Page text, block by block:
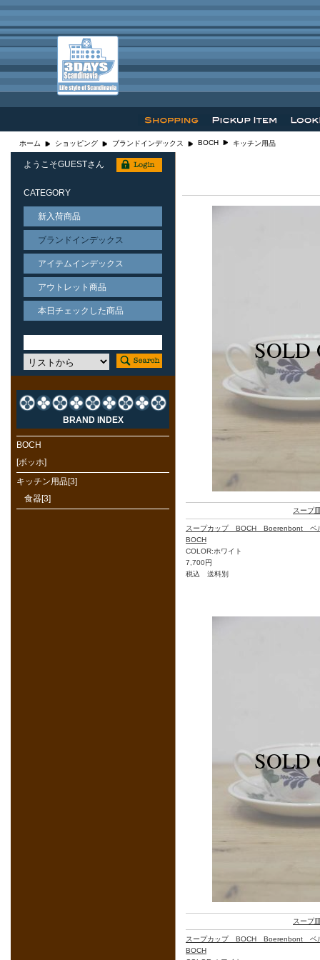
ホーム ショッピング ブランドインデックス BOCH キッチン用品
スープ
スープカップ BOCH Boerenbont ベ
BOCH
COLOR:ホワイト
7,700円
税込 送料別
スープ
スープカップ BOCH Boerenbont ベ
BOCH
ようこそGUESTさん
CATEGORY
新入荷商品
ブランドインデックス
アイテムインデックス
アウトレット商品
本日チェックした商品
BRAND INDEX
BOCH
[ボッホ]
キッチン用品[3]
食器[3]